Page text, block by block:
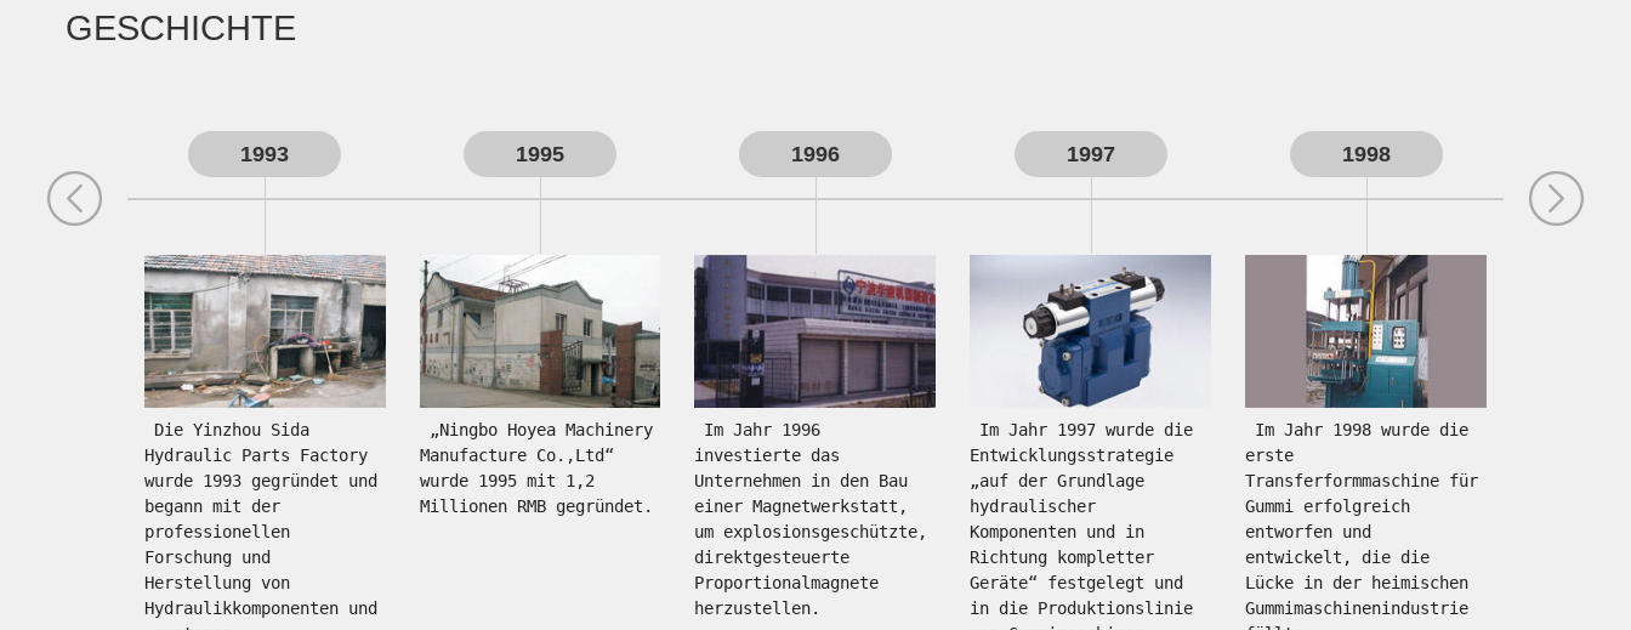
GESCHICHTE
1993
Hydraulic Parts Factory
wurde 1993 gegründet und
begann mit der
professionellen
Forschung und
Herstellung von
Hydraulikkomponenten und
1995
Manufacture Co.,Ltd“
wurde 1995 mit 1,2
1996
investierte das
Unternehmen in den Bau
einer Magnetwerkstatt,
um explosionsgeschützte,
direktgesteuerte
Proportionalmagnete
herzustellen.
1997
Entwicklungsstrategie
„auf der Grundlage
hydraulischer
Komponenten und in
Richtung kompletter
Geräte“ festgelegt und
in die Produktionslinie
1998
erste
Transferformmaschine für
Gummi erfolgreich
entworfen und
entwickelt, die die
Lücke in der heimischen
Gummimaschinenindustrie